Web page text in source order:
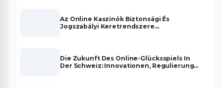
vấn về tình trạng pin, xuất xứ rõ ràng minh bạch tại Minh
Az Online Kaszinók Biztonsági És
Jogszabályi Keretrendszere
Die Zukunft Des Online-Glücksspiels In
Der Schweiz: Innovationen, Regulierung